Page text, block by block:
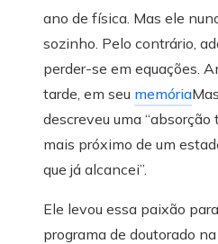
ano de física. Mas ele
sozinho. Pelo contrário,
perder-se em equações.
tarde, em seu memória
descreveu uma “absorção
mais próximo de um
que já alcancei”.
Ele levou essa paixão
programa de doutorado na